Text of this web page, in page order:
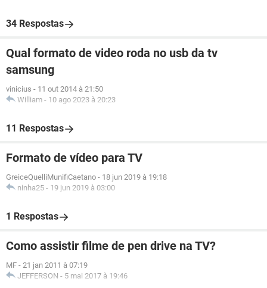
34 Respostas
Qual formato de video roda no usb da tv
samsung
vinicius - 11 out 2014 à 21:50
William - 10 ago 2023 à 20:23
11 Respostas
Formato de vídeo para TV
GreiceQuelliMunifiCaetano - 18 jun 2019 à 19:18
ninha25 - 19 jun 2019 à 03:00
1 Respostas
Como assistir filme de pen drive na TV?
MF - 21 jan 2011 à 07:19
JEFFERSON - 5 mai 2017 à 19:46